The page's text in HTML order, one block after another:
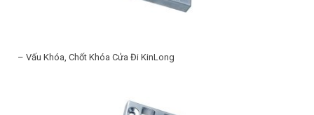
– Vấu Khóa, Chốt Khóa Cửa Đi KinLong